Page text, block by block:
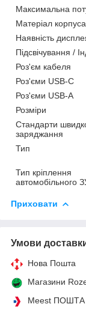
Максимальна
Матеріал корпуса
Наявність
Підсвічування /
Роз'єм кабеля
Роз'єми USB-C
Роз'єми USB-А
Розміри
Стандарти
заряджання
Тип
Тип кріплення
автомобільного
Приховати
Умови
Нова Пошта
Магазини
Meest ПОШТА